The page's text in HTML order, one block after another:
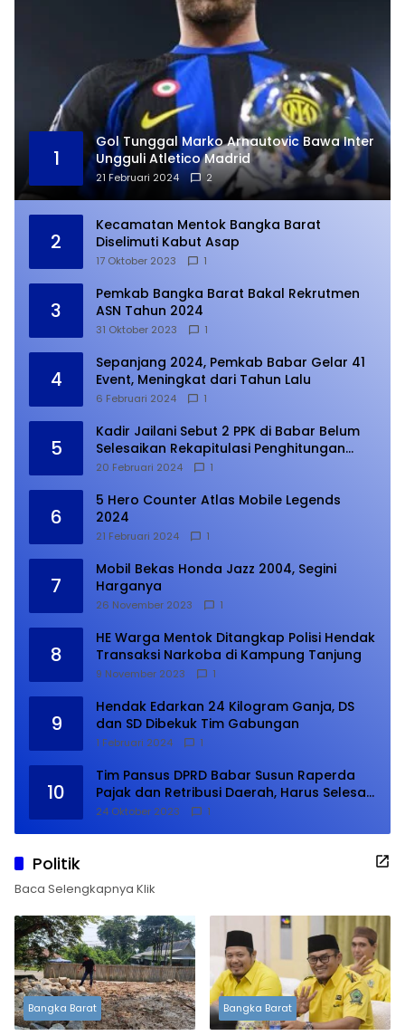
1
Gol Tunggal Marko Arnautovic Bawa Inter
Ungguli Atletico Madrid
21 Februari 2024 2
2
Kecamatan Mentok Bangka Barat
Diselimuti Kabut Asap
17 Oktober 2023 1
3
Pemkab Bangka Barat Bakal Rekrutmen
ASN Tahun 2024
31 Oktober 2023 1
4
Sepanjang 2024, Pemkab Babar Gelar 41
Event, Meningkat dari Tahun Lalu
6 Februari 2024 1
5
Kadir Jailani Sebut 2 PPK di Babar Belum
Selesaikan Rekapitulasi Penghitungan
Suara
20 Februari 2024 1
6
5 Hero Counter Atlas Mobile Legends
2024
21 Februari 2024 1
7
Mobil Bekas Honda Jazz 2004, Segini
Harganya
26 November 2023 1
8
HE Warga Mentok Ditangkap Polisi Hendak
Transaksi Narkoba di Kampung Tanjung
9 November 2023 1
9
Hendak Edarkan 24 Kilogram Ganja, DS
dan SD Dibekuk Tim Gabungan
1 Februari 2024 1
10
Tim Pansus DPRD Babar Susun Raperda
Pajak dan Retribusi Daerah, Harus Selesai
Januari 2024
24 Oktober 2023 1
Politik
Baca Selengkapnya Klik
Bangka Barat Bangka Barat